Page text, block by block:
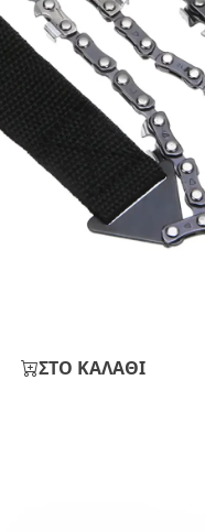
ΣΤΟ ΚΑΛΑΘΙ